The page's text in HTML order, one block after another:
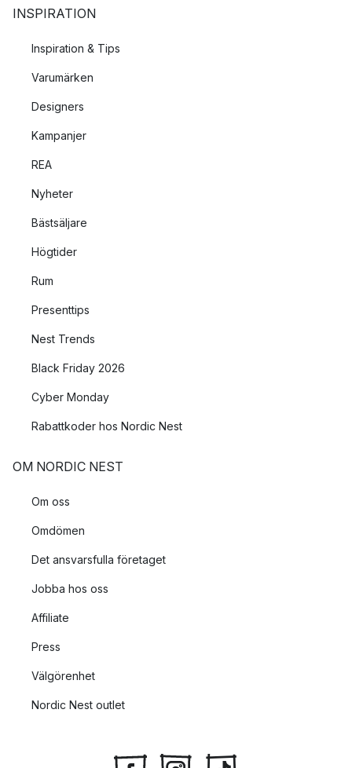
INSPIRATION
Inspiration & Tips
Varumärken
Designers
Kampanjer
REA
Nyheter
Bästsäljare
Högtider
Rum
Presenttips
Nest Trends
Black Friday 2026
Cyber Monday
Rabattkoder hos Nordic Nest
OM NORDIC NEST
Om oss
Omdömen
Det ansvarsfulla företaget
Jobba hos oss
Affiliate
Press
Välgörenhet
Nordic Nest outlet